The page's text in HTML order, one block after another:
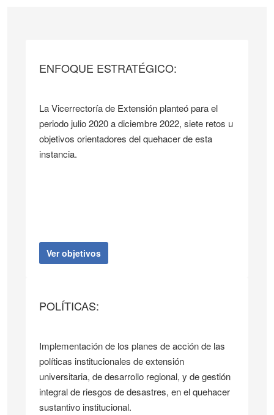
ENFOQUE ESTRATÉGICO:
La Vicerrectoría de Extensión planteó para el
periodo julio 2020 a diciembre 2022, siete retos u
objetivos orientadores del quehacer de esta
instancia.
Ver objetivos
POLÍTICAS:
Implementación de los planes de acción de las
políticas institucionales de extensión
universitaria, de desarrollo regional, y de gestión
integral de riesgos de desastres, en el quehacer
sustantivo institucional.